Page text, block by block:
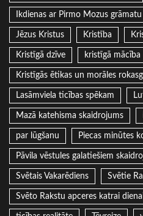
Ikdienas ar Pirmo Mozus grāmatu
Jēzus Kristus Kristība
Kristīgā dzīve kristīgā mācība
Kristīgās ētikas un morāles
Lasāmviela ticības spēkam
Mazā katehisma skaidrojums
par lūgšanu Piecas minūtes
Pāvila vēstules galatiešiem
Svētais Vakarēdiens Svētie
Svēto Rakstu apceres katrai